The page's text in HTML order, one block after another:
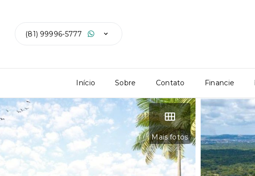
(81) 99996-5777
Início Sobre Contato Financie
Mais fotos